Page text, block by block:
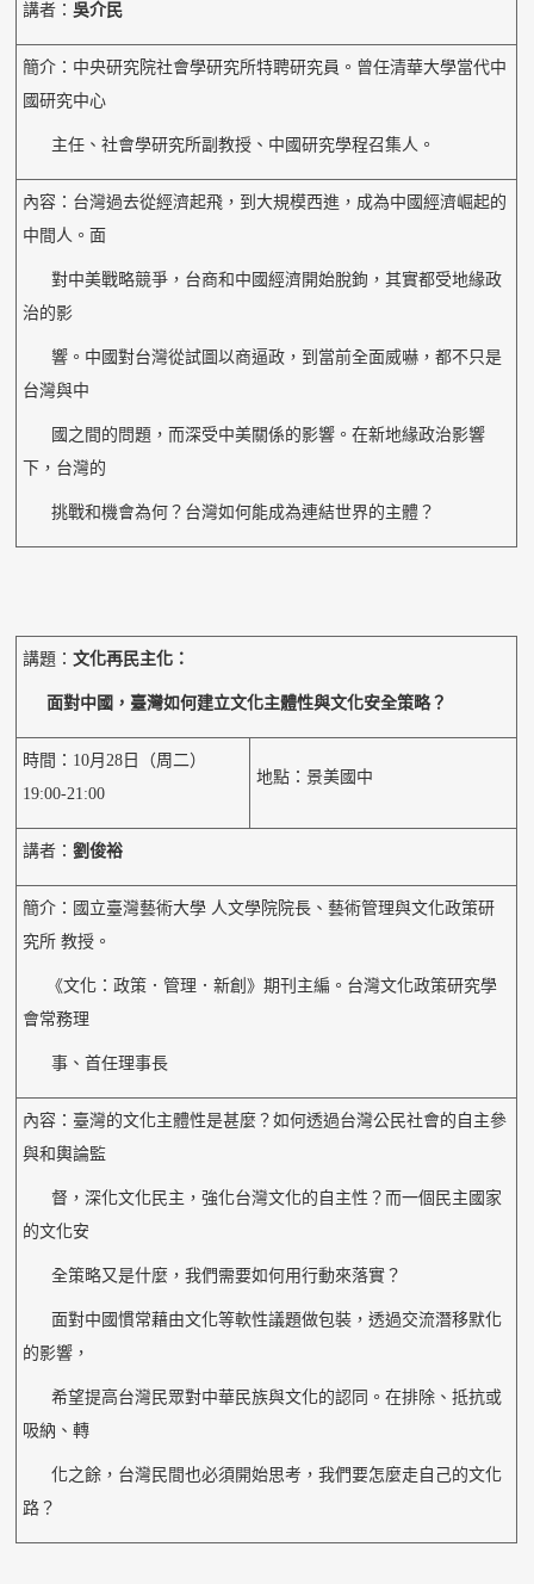
講者：吳介民
簡介：中央研究院社會學研究所特聘研究員。曾任清華大學當代中
國研究中心
主任、社會學研究所副教授、中國研究學程召集人。
內容：台灣過去從經濟起飛，到大規模西進，成為中國經濟崛起的
中間人。面
對中美戰略競爭，台商和中國經濟開始脫鉤，其實都受地緣政
治的影
響。中國對台灣從試圖以商逼政，到當前全面威嚇，都不只是
台灣與中
國之間的問題，而深受中美關係的影響。在新地緣政治影響
下，台灣的
挑戰和機會為何？台灣如何能成為連結世界的主體？
講題：文化再民主化：
面對中國，臺灣如何建立文化主體性與文化安全策略？
時間：10月28日（周二）
19:00-21:00
地點：景美國中
講者：劉俊裕
簡介：國立臺灣藝術大學 人文學院院長、藝術管理與文化政策研
究所 教授。
《文化：政策．管理．新創》期刊主編。台灣文化政策研究學
會常務理
事、首任理事長
內容：臺灣的文化主體性是甚麼？如何透過台灣公民社會的自主參
與和輿論監
督，深化文化民主，強化台灣文化的自主性？而一個民主國家
的文化安
全策略又是什麼，我們需要如何用行動來落實？
面對中國慣常藉由文化等軟性議題做包裝，透過交流潛移默化
的影響，
希望提高台灣民眾對中華民族與文化的認同。在排除、抵抗或
吸納、轉
化之餘，台灣民間也必須開始思考，我們要怎麼走自己的文化
路？